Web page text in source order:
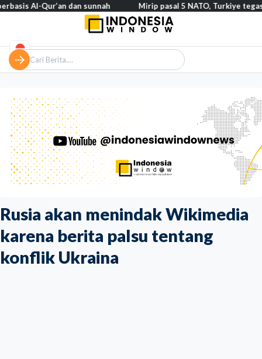
Rusia akan menindak Wikimedia
karena berita palsu tentang
konflik Ukraina
dan sunnah Mirip pasal 5 NATO, Turkiye tegaskan